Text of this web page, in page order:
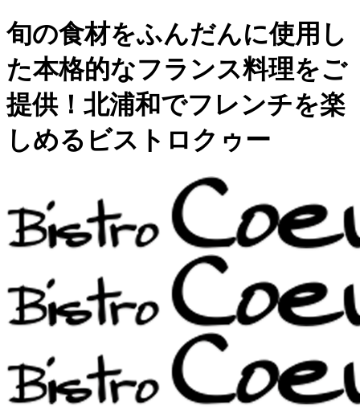
旬の食材をふんだんに使用し
た本格的なフランス料理をご
提供！北浦和でフレンチを楽
しめるビストロクゥー